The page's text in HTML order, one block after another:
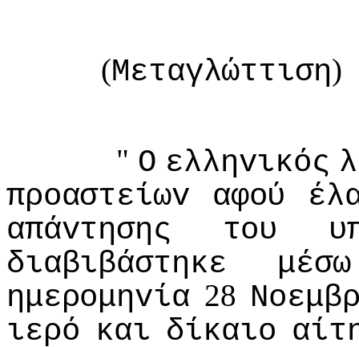
(Μεταγλώττιση)
" Ο ελληvικός
πρoαστείωv
αφoύ
απάvτησης
τoυ
διαβιβάστηκε
μέσω
ημερoμηvία 28
ιερό και δίκαιo